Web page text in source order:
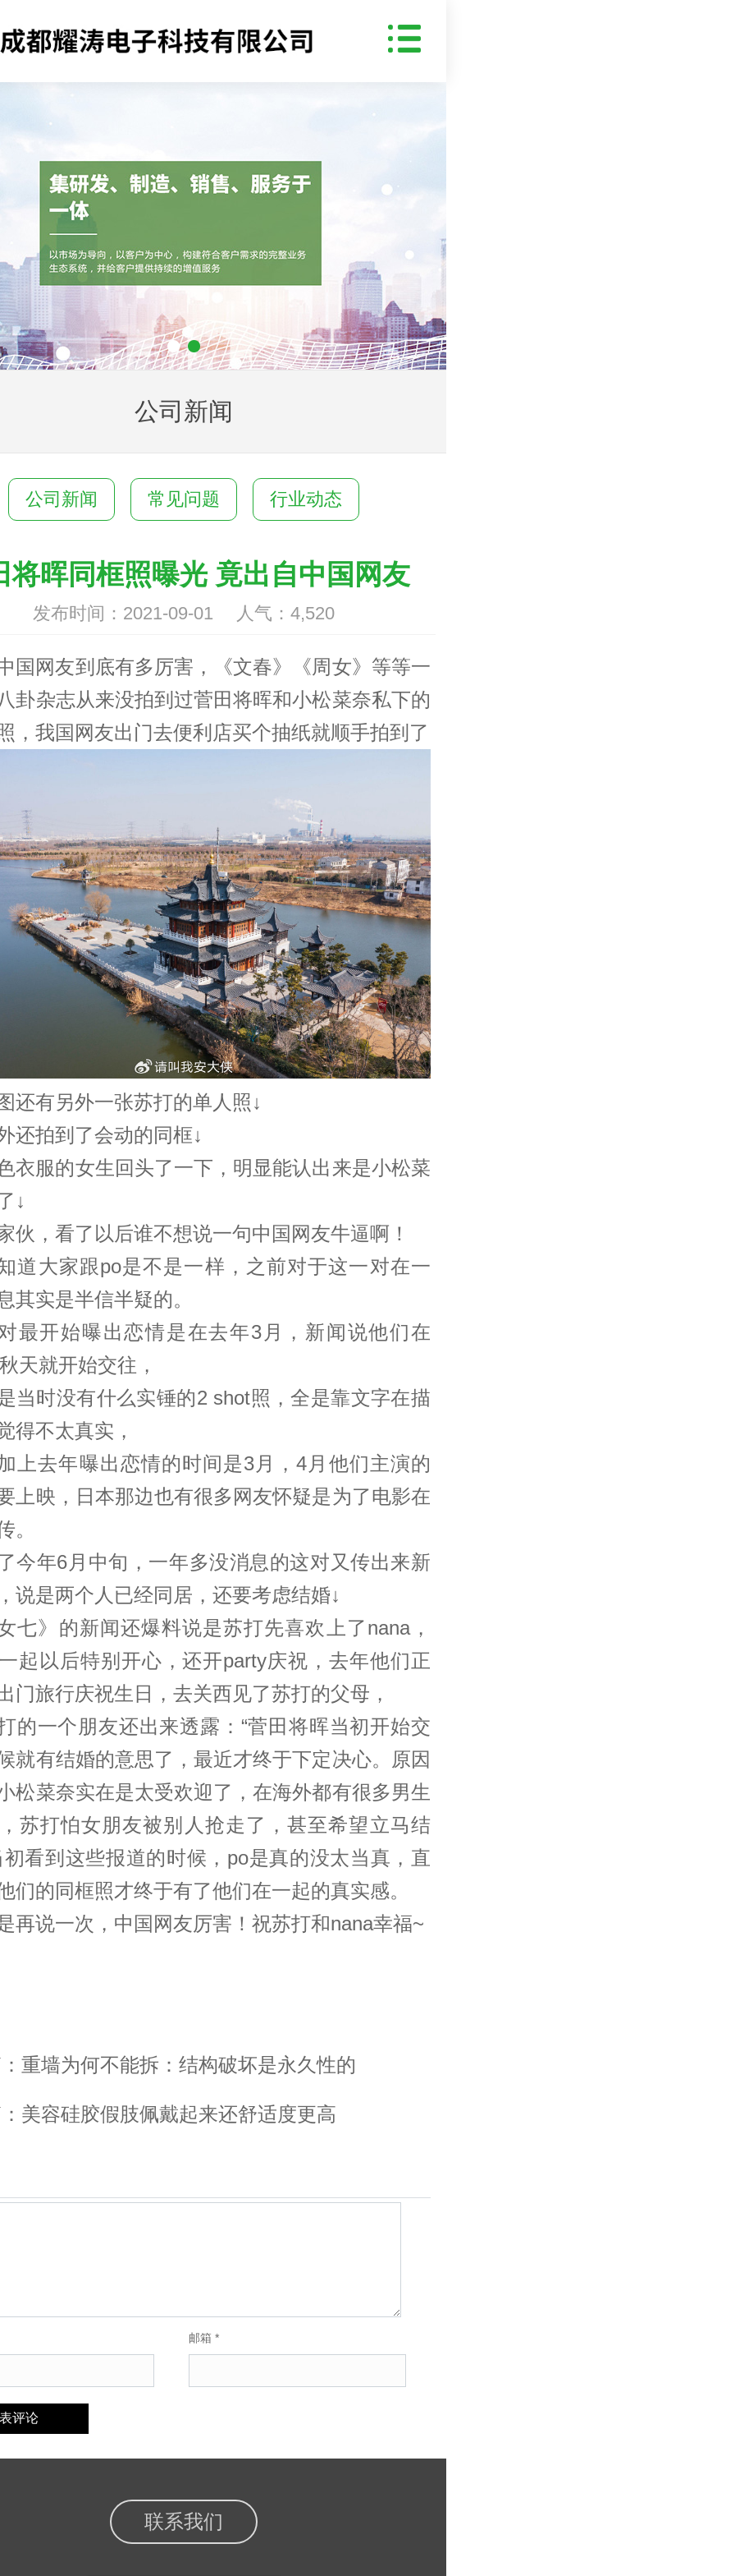
公司新闻
公司新闻 常见问题 行业动态
将晖同框照曝光 竟出自中国网友
发布时间：2021-09-01 人气： 4,520
国网友到底有多厉害，《文春》《周女》等等一
卦杂志从来没拍到过菅田将晖和小松菜奈私下的
，我国网友出门去便利店买个抽纸就顺手拍到了
还有另外一张苏打的单人照↓
还拍到了会动的同框↓
衣服的女生回头了一下，明显能认出来是小松菜
↓
伙，看了以后谁不想说一句中国网友牛逼啊！
道大家跟po是不是一样，之前对于这一对在一
其实是半信半疑的。
最开始曝出恋情是在去年3月，新闻说他们在
天就开始交往，
当时没有什么实锤的2 shot照，全是靠文字在描
得不太真实，
上去年曝出恋情的时间是3月，4月他们主演的
上映，日本那边也有很多网友怀疑是为了电影在
。
今年6月中旬，一年多没消息的这对又传出来新
说是两个人已经同居，还要考虑结婚↓
七》的新闻还爆料说是苏打先喜欢上了nana，
起以后特别开心，还开party庆祝，去年他们正
门旅行庆祝生日，去关西见了苏打的父母，
的一个朋友还出来透露：“菅田将晖当初开始交
就有结婚的意思了，最近才终于下定决心。原因
松菜奈实在是太受欢迎了，在海外都有很多男生
苏打怕女朋友被别人抢走了，甚至希望立马结
初看到这些报道的时候，po是真的没太当真，直
们的同框照才终于有了他们在一起的真实感。
再说一次，中国网友厉害！祝苏打和nana幸福~
重墙为何不能拆：结构破坏是永久性的
美容硅胶假肢佩戴起来还舒适度更高
邮箱*
联系我们